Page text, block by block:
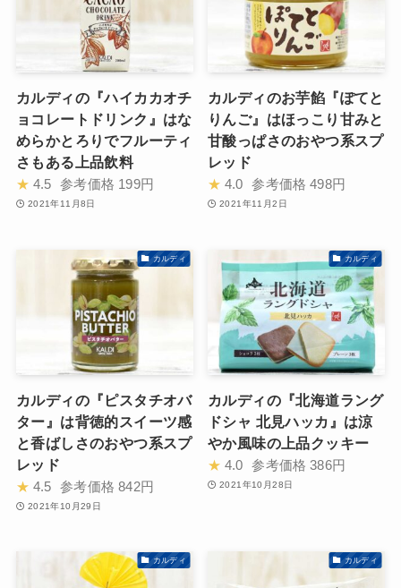
カルディの『ハイカカオチ
ョコレートドリンク』はな
めらかとろりでフルーティ
さもある上品飲料
★ 4.5 参考価格 199円
2021年11月8日
カルディのお芋餡『ぽてと
りんご』はほっこり甘みと
甘酸っぱさのおやつ系スプ
レッド
★ 4.0 参考価格 498円
2021年11月2日
カルディ
カルディの『ピスタチオバ
ター』は背徳的スイーツ感
と香ばしさのおやつ系スプ
レッド
★ 4.5 参考価格 842円
2021年10月29日
カルディ
カルディの『北海道ラング
ドシャ 北見ハッカ』は涼
やか風味の上品クッキー
★ 4.0 参考価格 386円
2021年10月28日
カルディ カルディ